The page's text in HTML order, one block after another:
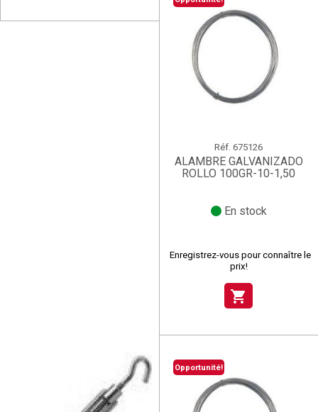
Réf. 675126
ALAMBRE GALVANIZADO
ROLLO 100GR-10-1,50
En stock
Enregistrez-vous pour connaître le
prix!
shopping_cart
Opportunité!